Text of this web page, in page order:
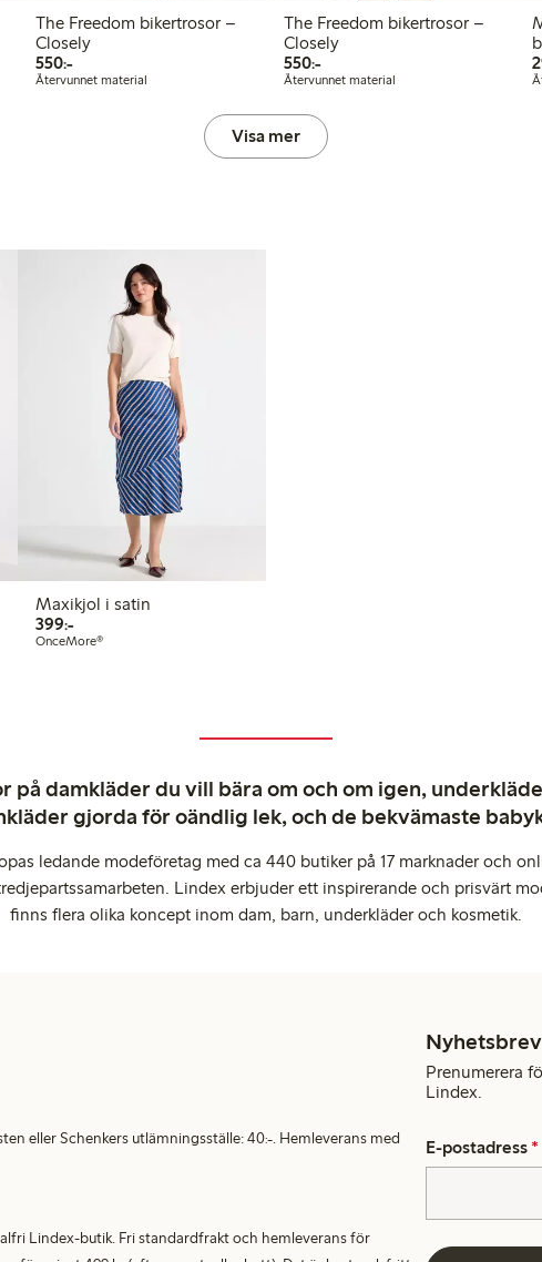
The Freedom bikertrosor –
Closely
550:-550,00 kr
Återvunnet material
The Freedom bikertrosor –
Closely
550:-550,00 kr
Återvunnet material
Visa mer
Maxikjol i satin
399:-399,00 kr
OnceMore®
på damkläder du vill bära om och om igen,
gjorda för oändlig lek, och de bekvämaste
ledande modeföretag med ca 440 butiker på 17 marknader och
Lindex erbjuder ett inspirerande och prisvärt
finns flera olika koncept inom dam, barn, underkläder och kosmetik.
eller Schenkers utlämningsställe: 40:-. Hemleverans med
Lindex-butik. Fri standardfrakt och hemleverans för
Nyhetsbrev
Prenumerera
Lindex.
E-postadress *